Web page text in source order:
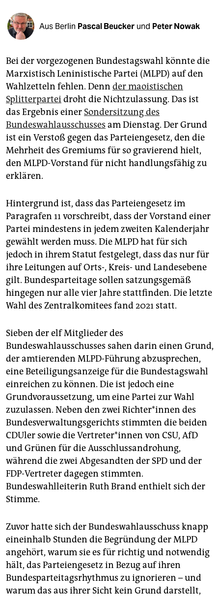
abo
genossenschaft
Aus Berlin Pascal Beucker und Peter Nowak
Bei der vorgezogenen Bundestagswahl könnte die
Marxistisch Leninistische Partei (MLPD) auf den
Wahlzetteln fehlen. Denn der maoistischen
Splitterparteidroht die Nichtzulassung. Das ist
das Ergebnis einer Sondersitzung des
Bundeswahlausschusses am Dienstag. Der Grund
ist ein Verstoß gegen das Parteiengesetz, den die
Mehrheit des Gremiums für so gravierend hielt,
den MLPD-Vorstand für nicht handlungsfähig zu
erklären.
Hintergrund ist, dass das Parteiengesetz im
Paragrafen 11 vorschreibt, dass der Vorstand einer
Partei mindestens in jedem zweiten Kalenderjahr
gewählt werden muss. Die MLPD hat für sich
jedoch in ihrem Statut festgelegt, dass das nur für
ihre Leitungen auf Orts-, Kreis- und Landesebene
gilt. Bundesparteitage sollen satzungsgemäß
hingegen nur alle vier Jahre stattfinden. Die letzte
Wahl des Zentralkomitees fand 2021 statt.
Sieben der elf Mitglieder des
Bundeswahlausschusses sahen darin einen Grund,
der amtierenden MLPD-Führung abzusprechen,
eine Beteiligungsanzeige für die Bundestagswahl
einreichen zu können. Die ist jedoch eine
Grundvoraussetzung, um eine Partei zur Wahl
zuzulassen. Neben den zwei Rich­te­r*in­nen des
Bundesverwaltungsgerichts stimmten die beiden
CDUler sowie die Ver­tre­te­r*in­nen von CSU, AfD
und Grünen für die Ausschlussandrohung,
während die zwei Abgesandten der SPD und der
FDP-Vertreter dagegen stimmten.
Bundeswahlleiterin Ruth Brand enthielt sich der
Stimme.
Zuvor hatte sich der Bundeswahlausschuss knapp
eineinhalb Stunden die Begründung der MLPD
angehört, warum sie es für richtig und notwendig
hält, das Parteiengesetz in Bezug auf ihren
Bundesparteitagsrhythmus zu ignorieren – und
warum das aus ihrer Sicht kein Grund darstellt,